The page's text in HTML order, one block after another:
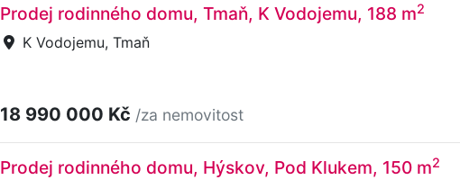
Prodej rodinného domu, Tmaň, K Vodojemu, 188 m2
K Vodojemu, Tmaň
18 990 000 Kč /za nemovitost
Prodej rodinného domu, Hýskov, Pod Klukem, 150 m2